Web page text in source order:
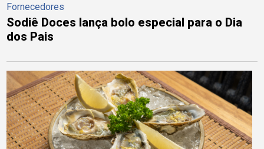
Fornecedores
Sodiê Doces lança bolo especial para o Dia
dos Pais